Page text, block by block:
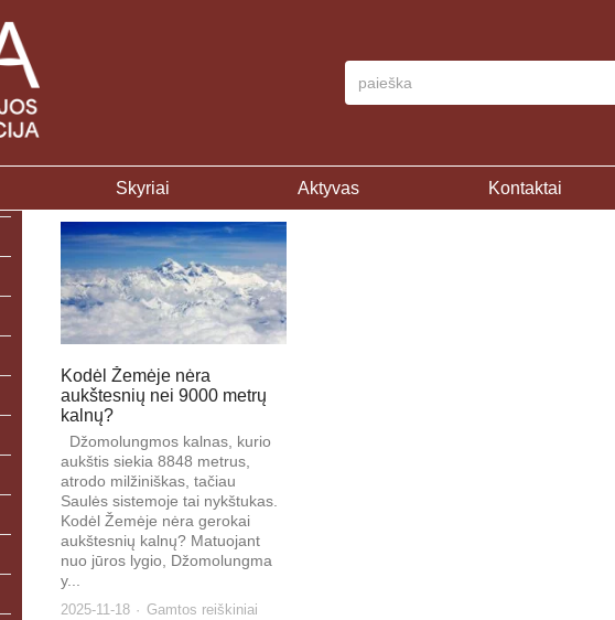
Skyriai Aktyvas Kontaktai
Kodėl Žemėje nėra
aukštesnių nei 9000 metrų
kalnų?
Džomolungmos kalnas, kurio
aukštis siekia 8848 metrus,
atrodo milžiniškas, tačiau
Saulės sistemoje tai nykštukas.
Kodėl Žemėje nėra gerokai
aukštesnių kalnų? Matuojant
nuo jūros lygio, Džomolungma
y...
2025-11-18 Gamtos reiškiniai